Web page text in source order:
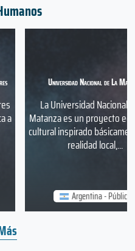
a
Argentina - Pública
Universidad Nacional de La
La Universidad Nacional
Matanza es un proyecto
cultural inspirado
realidad local,...